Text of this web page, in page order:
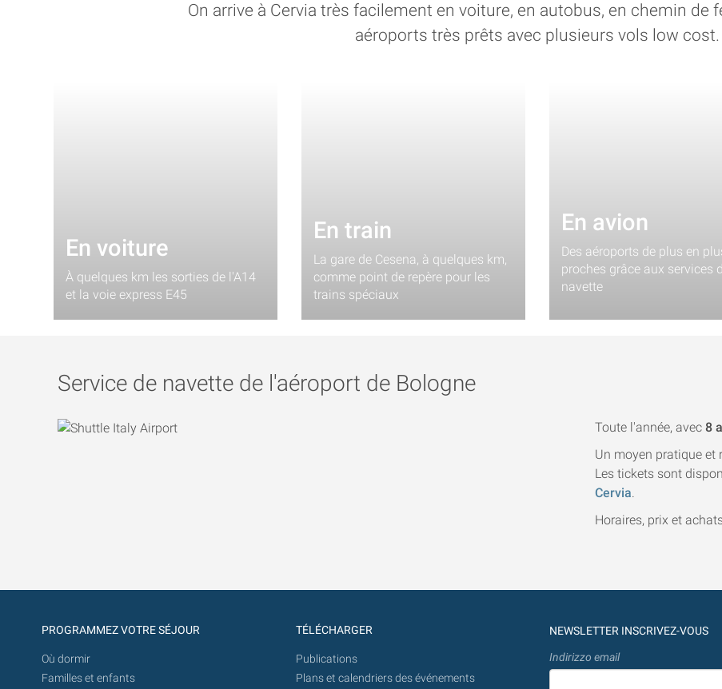
On arrive à Cervia très facilement en voiture, en autobus, en chemin de
aéroports très prêts avec plusieurs vols low cost.
En voiture
À quelques km les sorties de l'A14
et la voie express E45
En train
La gare de Cesena, à quelques km,
comme point de repère pour les
trains spéciaux
En avion
Des aéroports de plus en
proches grâce aux services
navette
Service de navette de l'aéroport de Bologne
Toute l'année, avec 8
Un moyen pratique et
Les tickets sont
Cervia.
Horaires, prix et
PROGRAMMEZ VOTRE SÉJOUR
Où dormir
Familles et enfants
TÉLÉCHARGER
Publications
Plans et calendriers des événements
NEWSLETTER INSCRIVEZ-VOUS
Indirizzo email